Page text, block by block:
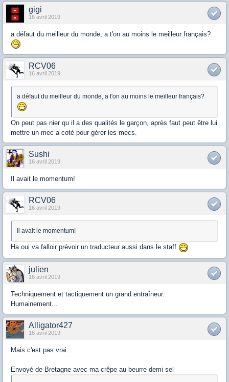
gigi
16 avril 2019
a défaut du meilleur du monde, a t'on au moins le meilleur français?
RCV06
16 avril 2019
a défaut du meilleur du monde, a t'on au moins le meilleur français?
On peut pas nier qu il a des qualités le garçon, après faut peut être lui
mettre un mec a coté pour gérer les mecs.
Sushi
16 avril 2019
Il avait le momentum!
RCV06
16 avril 2019
Il avait le momentum!
Ha oui va falloir prévoir un traducteur aussi dans le staff
julien
16 avril 2019
Techniquement et tactiquement un grand entraîneur.
Humainement...
Alligator427
16 avril 2019
Mais c'est pas vrai....
Envoyé de Bretagne avec ma crêpe au beurre demi sel